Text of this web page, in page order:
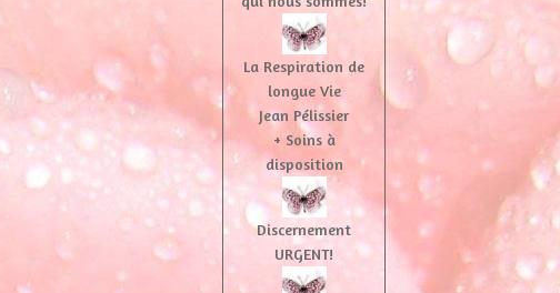
La Respiration de
longue Vie
Jean Pélissier
+ Soins à
disposition
Discernement
URGENT!